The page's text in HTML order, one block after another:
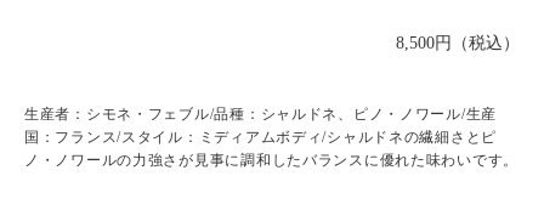
8,500円（税込）
生産者：シモネ・フェブル/品種：シャルドネ、ピノ・ノワール/生産
国：フランス/スタイル：ミディアムボディ/シャルドネの繊細さとピ
ノ・ノワールの力強さが見事に調和したバランスに優れた味わいです。